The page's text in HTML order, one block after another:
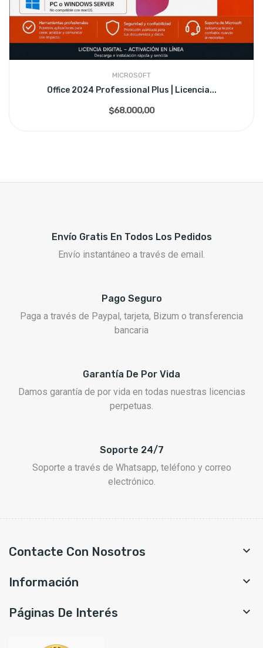
MICROSOFT
Office 2024 Professional Plus | Licencia...
$68.000,00
Envío Gratis En Todos Los Pedidos
Envío instantáneo a través de email.
Pago Seguro
Paga a través de Paypal, tarjeta, Bizum o transferencia
bancaria
Garantía De Por Vida
Damos garantía de por vida en todas nuestras licencias
perpetuas.
Soporte 24/7
Soporte a través de Whatsapp, teléfono y correo
electrónico.
Contacte Con Nosotros 
Información 
Páginas De Interés 